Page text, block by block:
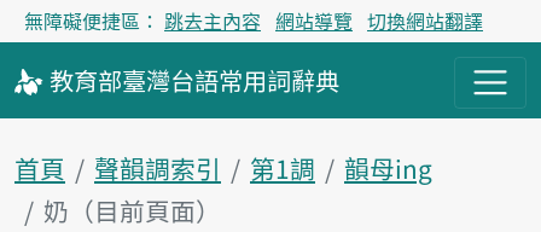
無障礙便捷區： 跳去主內容 網站導覽 切換網站翻譯
教育部臺灣台語常用詞辭典
首頁 聲韻調索引 第1調
韻母ing
奶（目前頁面）